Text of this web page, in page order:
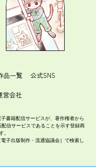
品一覧 公式SNS
営会社
書籍配信サービスが、著作権者から
信サービスであることを示す登録商
。
子出版制作・流通協議会］で検索し